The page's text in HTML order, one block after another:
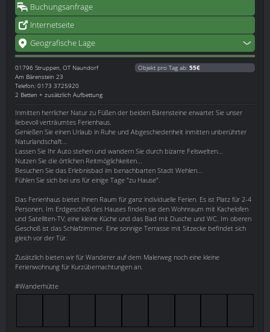
Buchungsanfrage
Internetseite
Geografische Lage
01796 Struppen, OT Naundorf
Am Bärenstein 23
Telefon: 0173 3725920
2 Betten + zusätzlich Aufbettung
Objekt pro Tag ab: 55€
Inmitten herrlicher Natur zu Füßen der beiden Bärensteine erwartet Sie unser
liebevoll verträumtes Ferienhaus.
Genießen Sie einen Urlaub in Ruhe und Abgeschiedenheit inmitten unberührter
Naturlandschaft...
Lassen Sie Ihr Auto stehen und wandern Sie durch bizarre Felswelten...
Nutzen Sie die örtlichen Reitmöglichkeiten...
Besuchen Sie das Erlebnisbad im benachbarten Stadt Wehlen...
Fühlen Sie sich bei uns für einige Tage "zu Hause".
Das Ferienhaus bietet Ihnen Raum für ganz individuelle Ferien. Es ist Platz für 2-4
Personen. Im Erdgeschoß des Hauses finden sie den Wohnraum mit Kachelofen
und Satelliten-TV, eine kleine Küche und das Bad mit Dusche und WC. Im oberen
Geschoß ist das Schlafzimmer. Eine sonnige Terrasse mit Sitzecke befindet sich
gleich vor der Tür.
Zusätzlich bieten wir für Wanderer auf dem Malerweg noch eine kleine
Ferienwohnung für Kurzübernachtungen an.
#Wanderhütte